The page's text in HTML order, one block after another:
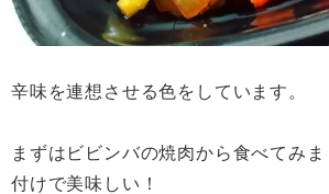
辛味を連想させる色をしています。
まずはビビンバの焼肉から食べてみ
付けで美味しい！